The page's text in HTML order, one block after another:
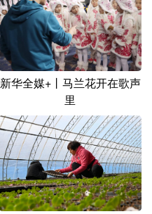
Français عربى
日本語 한국어
新华全媒+丨马兰花开在歌声
里